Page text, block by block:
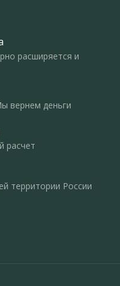
расширяется и
вернем деньги
расчет
территории России